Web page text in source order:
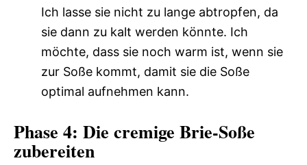
Ich lasse sie nicht zu lange abtropfen, da
sie dann zu kalt werden könnte. Ich
möchte, dass sie noch warm ist, wenn sie
zur Soße kommt, damit sie die Soße
optimal aufnehmen kann.
Phase 4: Die cremige Brie-Soße
zubereiten